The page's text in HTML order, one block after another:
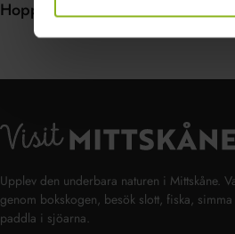
Hoppas vi ses!
Upplev den underbara naturen i Mittskåne.
genom bokskogen, besök slott, fiska,
paddla i sjöarna.